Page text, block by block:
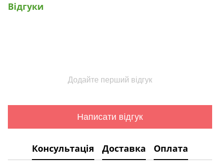
Відгуки
Додайте перший відгук
Написати відгук
Консультація Доставка Оплата